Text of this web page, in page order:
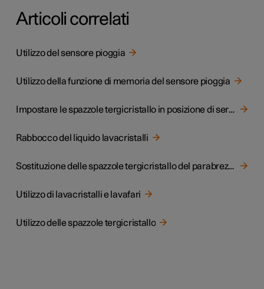
Articoli correlati
Utilizzo del sensore pioggia
Utilizzo della funzione di memoria del sensore pioggia
Impostare le spazzole tergicristallo in posizione di servizio
Rabbocco del liquido lavacristalli
Sostituzione delle spazzole tergicristallo del parabrezza
Utilizzo di lavacristalli e lavafari
Utilizzo delle spazzole tergicristallo